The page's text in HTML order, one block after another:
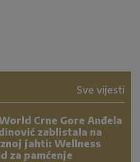
Sve vijesti
Crne Gore Anđela
zablistala na
jahti: Wellness
za pamćenje